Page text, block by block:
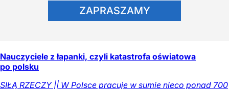
ZAPRASZAMY
Nauczyciele z łapanki, czyli katastrofa oświatowa
po polsku
SIŁĄ RZECZY || W Polsce pracuje w sumie nieco ponad 700